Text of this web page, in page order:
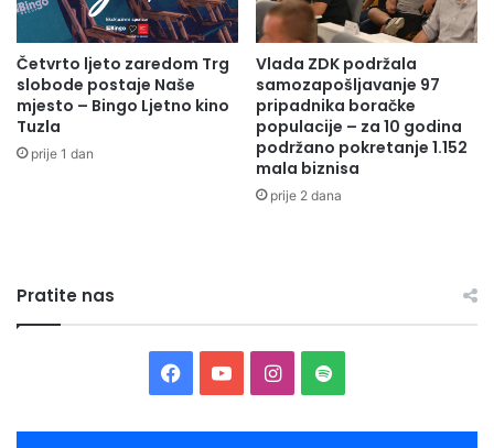
Četvrto ljeto zaredom Trg
slobode postaje Naše
mjesto – Bingo Ljetno kino
Tuzla
prije 1 dan
Vlada ZDK podržala
samozapošljavanje 97
pripadnika boračke
populacije – za 10 godina
podržano pokretanje 1.152
mala biznisa
prije 2 dana
Pratite nas
Facebook
YouTubeInstagram
Spotify